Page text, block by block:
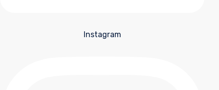
Instagram